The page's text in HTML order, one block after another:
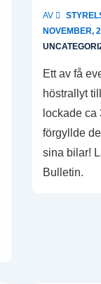
open!
AV
NOVEMBER,
Ett av få
höstrallyt
lockade
förgyllde
sina bilar!
Bulletin.